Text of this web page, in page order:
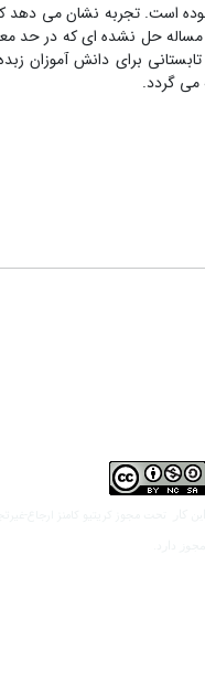
است. تجربه نشان می دهد که
حل نشده ای که در حد
برای دانش آموزان
می گردد.